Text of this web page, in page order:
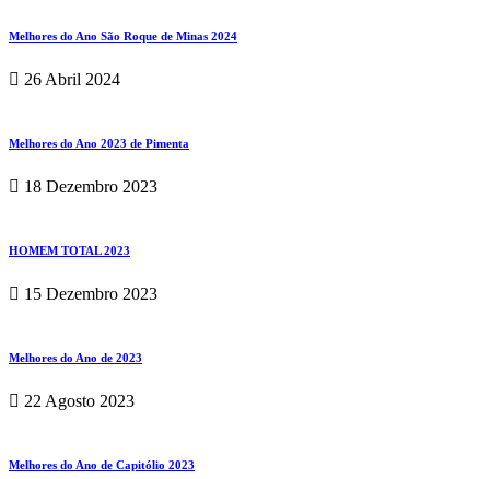
Melhores do Ano São Roque de Minas 2024
26 Abril 2024
Melhores do Ano 2023 de Pimenta
18 Dezembro 2023
HOMEM TOTAL 2023
15 Dezembro 2023
Melhores do Ano de 2023
22 Agosto 2023
Melhores do Ano de Capitólio 2023